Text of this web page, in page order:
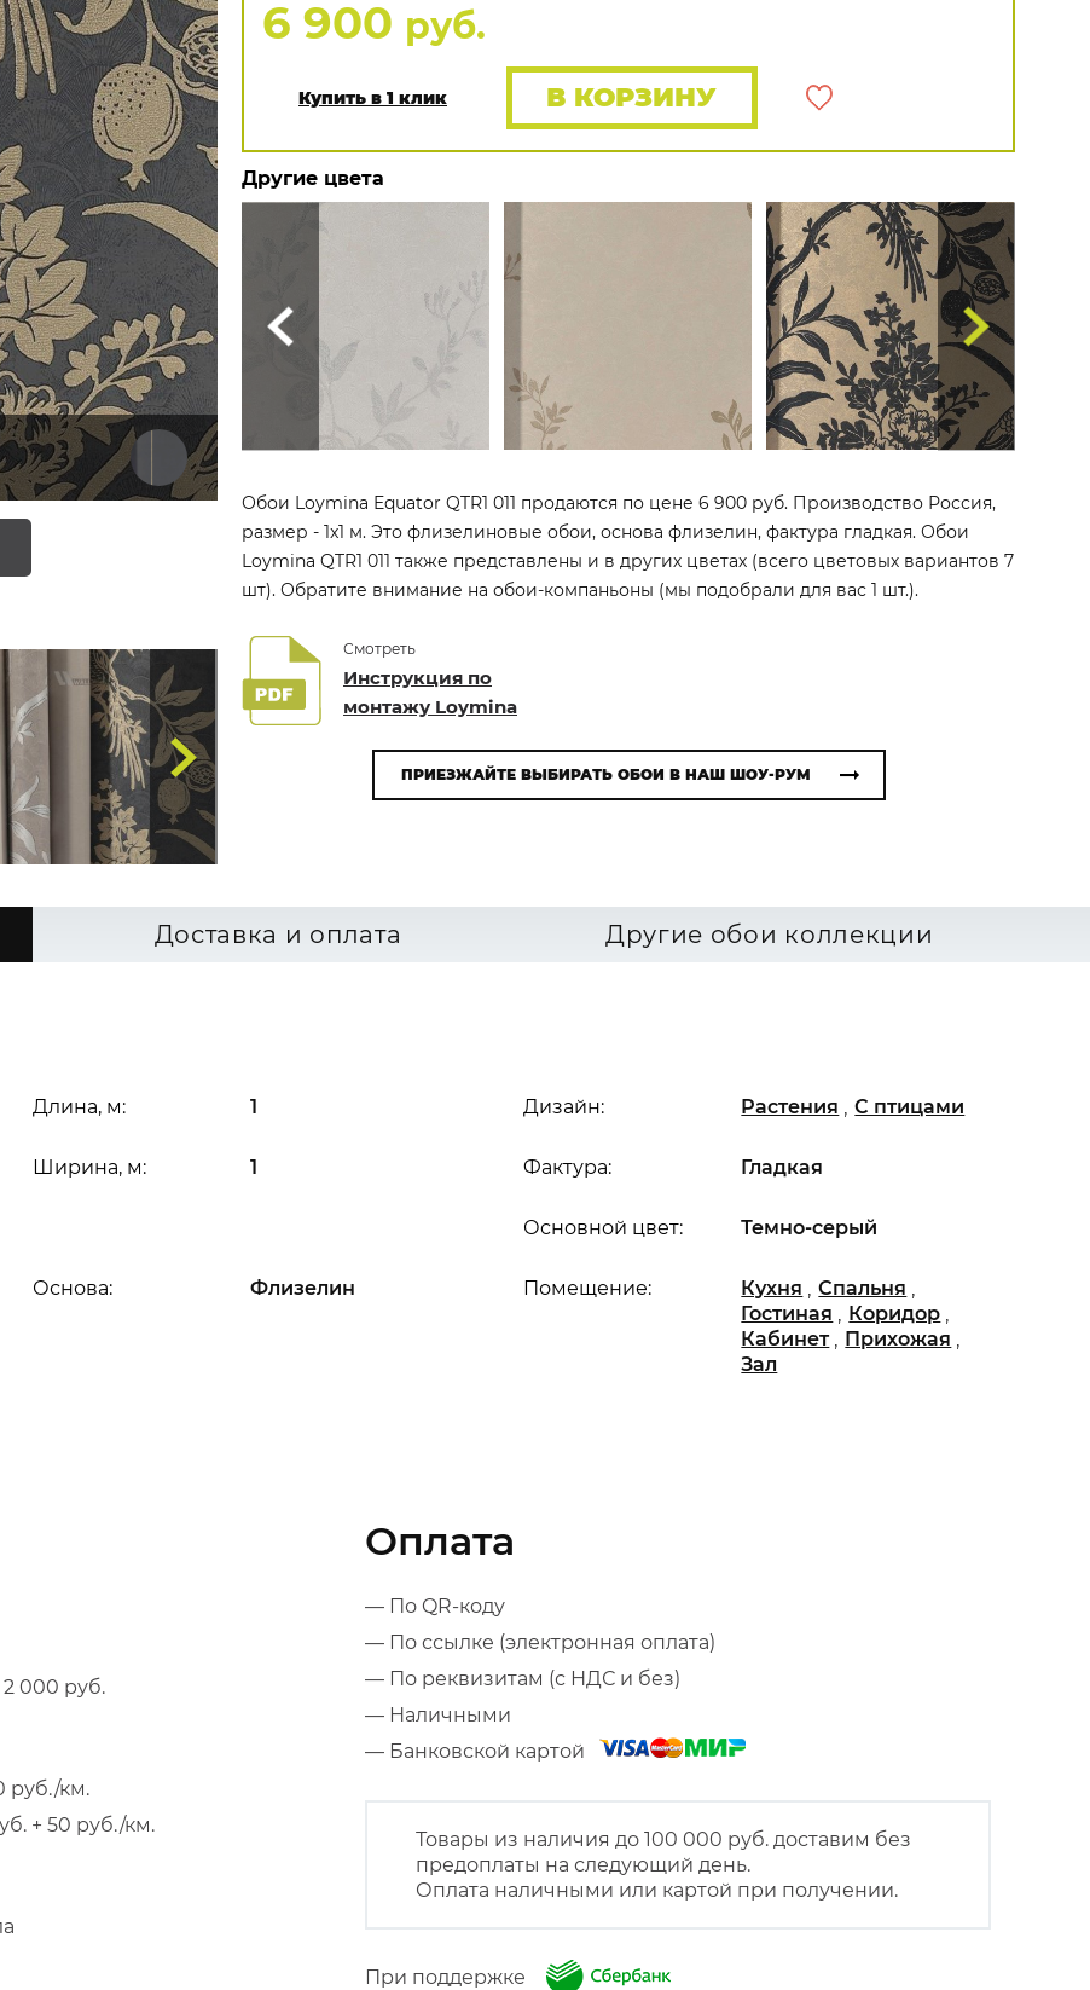
ПОКАЗАТЬ ВСЕ ОБОИ
6 900 руб.
Купить в 1 клик В КОРЗИНУ
Другие цвета
Обои Loymina Equator QTR1 011 продаются по цене 6 900 руб. Производство Россия,
размер - 1x1 м. Это флизелиновые обои, основа флизелин, фактура гладкая. Обои
Loymina QTR1 011 также представлены и в других цветах (всего цветовых вариантов 7
шт). Обратите внимание на обои-компаньоны (мы подобрали для вас 1 шт.).
Смотреть
Инструкция по
монтажу Loymina
ПРИЕЗЖАЙТЕ ВЫБИРАТЬ ОБОИ В НАШ ШОУ-РУМ
Доставка и оплата Другие обои коллекции
Длина, м: 1
Ширина, м: 1
Основной цвет: Темно-серый
Дизайн: Растения ,С птицами
Основа: Флизелин Помещение: Кухня ,Спальня ,
Гостиная , Коридор ,
Кабинет , Прихожая ,
Зал
Фактура: Гладкая
000 руб.
руб./км.
+ 50 руб./км.
Оплата
— По QR-коду
— По ссылке (электронная оплата)
— По реквизитам (с НДС и без)
— Наличными
— Банковской картой
Товары из наличия до 100 000 руб. доставим без
предоплаты на следующий день.
Оплата наличными или картой при получении.
При поддержке